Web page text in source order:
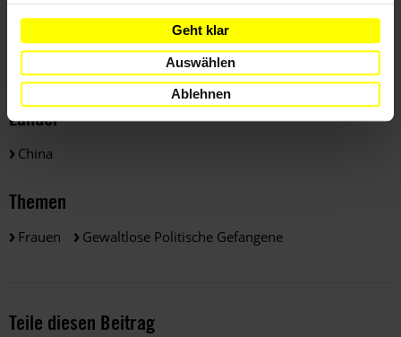
Geht klar
Auswählen
Ablehnen
Weitere Informationen
Länder
China
Themen
Frauen Gewaltlose Politische Gefangene
Teile diesen Beitrag